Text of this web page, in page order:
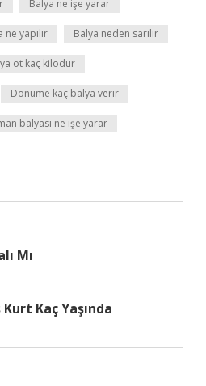
Balya ne işe yarar
ne yapılır Balya neden sarılır
ot kaç kilodur
Dönüme kaç balya verir
balyası ne işe yarar
Mı
Kaç Yaşında